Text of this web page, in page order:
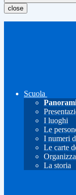
close
Scuola
I luoghi
Le
I numeri
Le carte
La storia